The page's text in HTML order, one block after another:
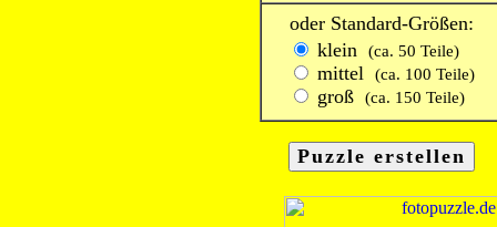
oder Standard-Größen:
klein
(ca. 50 Teile)
mittel (ca. 100 Teile)
groß (ca. 150 Teile)